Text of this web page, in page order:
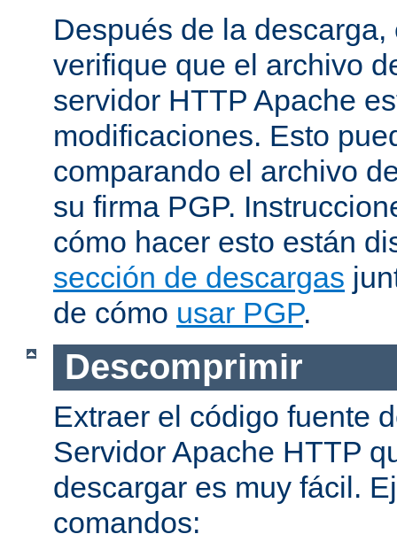
Después de la
verifique que el archivo
servidor HTTP Apache
modificaciones. Esto
comparando el archivo
su firma PGP.
cómo hacer esto están
sección de descargas
de cómo usar PGP.
Descomprimir
Extraer el código fuente
Servidor Apache HTTP
descargar es muy fácil.
comandos: